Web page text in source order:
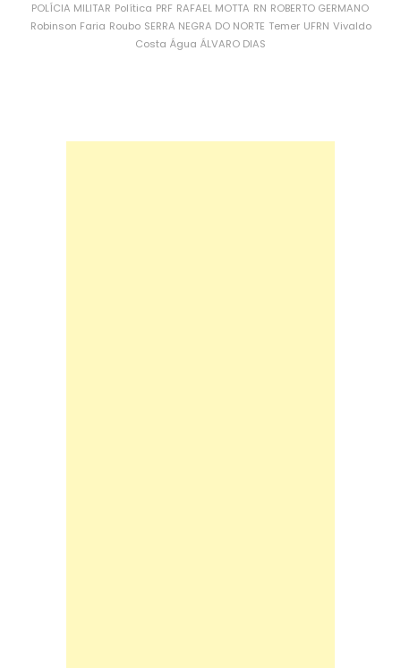
POLÍCIA MILITAR Política PRF RAFAEL MOTTA RN ROBERTO GERMANO
Robinson Faria Roubo SERRA NEGRA DO NORTE Temer UFRN Vivaldo
Costa Água ÁLVARO DIAS